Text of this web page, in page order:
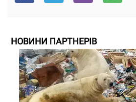
НОВИНИ ПАРТНЕРІВ